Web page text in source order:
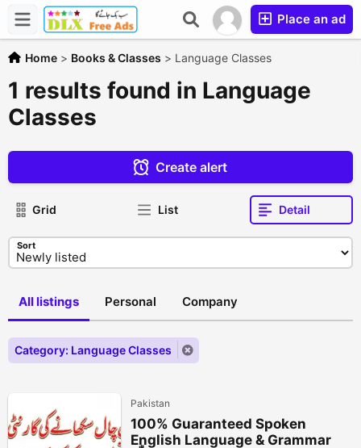
Place an ad
Home > Books & Classes > Language Classes
1 results found in Language
Classes
Create alert
Grid List Detail
Sort
All listings Personal Company
Category: Language Classes
Pakistan
100% Guaranteed Spoken
English Language & Grammar